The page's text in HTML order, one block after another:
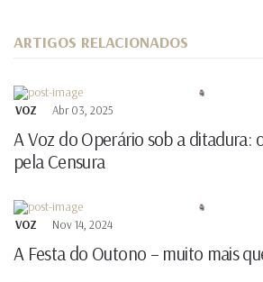
ARTIGOS RELACIONADOS
VOZ Abr 03, 2025
A Voz do Operário sob a ditadura:
pela Censura
VOZ Nov 14, 2024
A Festa do Outono – muito mais